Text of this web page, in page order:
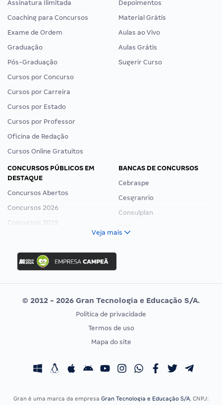
Assinatura Ilimitada
Coaching para Concursos
Exame de Ordem
Graduação
Pós-Graduação
Cursos por Concurso
Cursos por Carreira
Cursos por Estado
Cursos por Professor
Oficina de Redação
Cursos Online Gratuitos
Depoimentos
Material Grátis
Aulas ao Vivo
Aulas Grátis
Sugerir Curso
CONCURSOS PÚBLICOS EM
DESTAQUE
Concursos Abertos
Concursos 2026
Concursos 2025
Concurso Ibama
Concurso MPU
Editais publicados
BANCAS DE CONCURSOS
Cebraspe
Cesgranrio
Consulplan
Vunesp
CONCURSOS POR PROFISSÃO
Concursos Fiscais
EXAME DE ORDEM
Calendário OAB
Veja mais
© 2012 - 2026 Gran Tecnologia e Educação S/A.
Política de privacidade
Termos de uso
Mapa do site
Gran é uma marca da empresa Gran Tecnologia e Educação S/A, CNPJ: